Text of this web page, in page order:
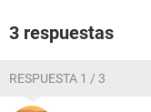
3 respuestas
RESPUESTA 1 / 3